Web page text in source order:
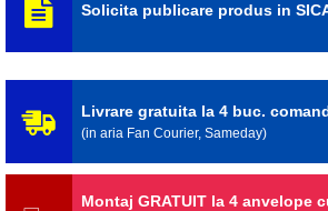
Solicita publicare produs in
Livrare gratuita la 4 buc.
(in aria Fan Courier, Sameday)
Montaj GRATUIT la 4 anvelope